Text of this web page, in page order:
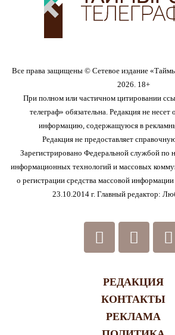
Все права защищены © Сетевое издание
2026. 18+
При полном или частичном цитировании
телеграф» обязательна. Редакция не несет
информацию, содержащуюся в
Редакция не предоставляет
Зарегистрировано Федеральной службой по
информационных технологий и массовых
о регистрации средства массовой
23.10.2014 г. Главный редактор:
РЕДАКЦИЯ
КОНТАКТЫ
РЕКЛАМА